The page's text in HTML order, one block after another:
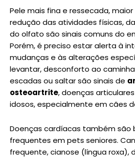
Pele mais fina e ressecada,
redução das atividades físicas,
do olfato são sinais comuns do
Porém, é preciso estar alerta à
mudanças e às alterações
levantar, desconforto ao
escadas ou saltar são sinais de
osteoartrite, doenças
idosos, especialmente em cães
Doenças cardíacas também são
frequentes em pets seniores.
frequente, cianose (língua roxa),